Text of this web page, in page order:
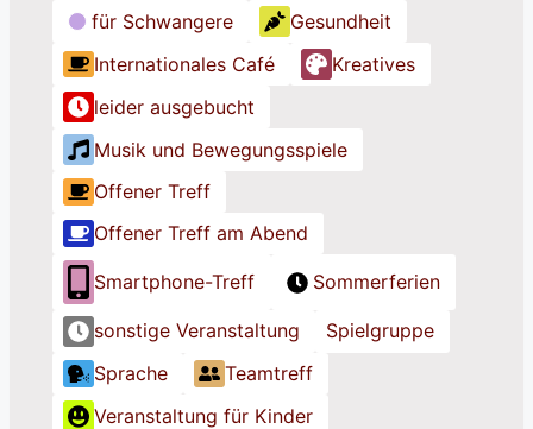
e
T
i
t
e
l
e
T
i
t
e
l
e
T
e
l
für Schwangere
Gesundheit
Internationales Café
Kreatives
leider ausgebucht
Musik und Bewegungsspiele
Offener Treff
Offener Treff am Abend
Smartphone-Treff Sommerferien
sonstige Veranstaltung
Spielgruppe
Sprache
Teamtreff
Veranstaltung für Kinder